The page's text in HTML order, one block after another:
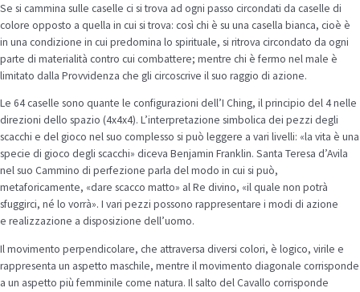
Se si cammina sulle caselle ci si trova ad ogni passo circondati da caselle di
colore opposto a quella in cui si trova: così chi è su una casella bianca, cioè è
in una condizione in cui predomina lo spirituale, si ritrova circondato da ogni
parte di materialità contro cui combattere; mentre chi è fermo nel male è
limitato dalla Provvidenza che gli circoscrive il suo raggio di azione.
Le 64 caselle sono quante le configurazioni dell’I Ching, il principio del 4 nelle
direzioni dello spazio (4x4x4). L’interpretazione simbolica dei pezzi degli
scacchi e del gioco nel suo complesso si può leggere a vari livelli: «la vita è una
specie di gioco degli scacchi» diceva Benjamin Franklin. Santa Teresa d’Avila
nel suo Cammino di perfezione parla del modo in cui si può,
metaforicamente, «dare scacco matto» al Re divino, «il quale non potrà
sfuggirci, né lo vorrà». I vari pezzi possono rappresentare i modi di azione
e realizzazione a disposizione dell’uomo.
Il movimento perpendicolare, che attraversa diversi colori, è logico, virile e
rappresenta un aspetto maschile, mentre il movimento diagonale corrisponde
a un aspetto più femminile come natura. Il salto del Cavallo corrisponde